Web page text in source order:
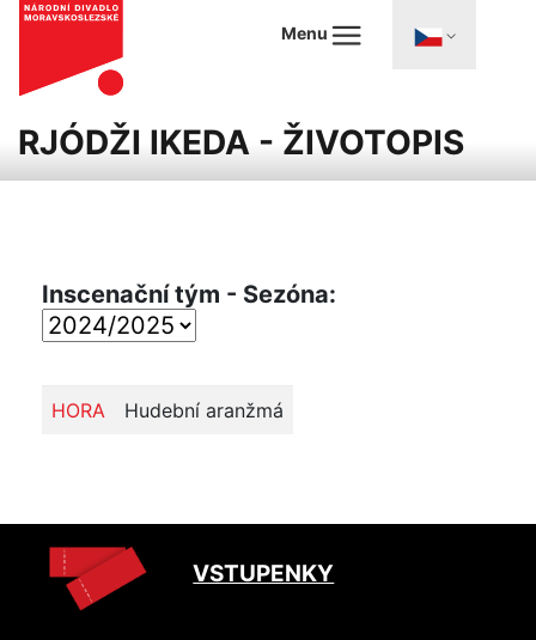
Menu
RJÓDŽI IKEDA - ŽIVOTOPIS
Inscenační tým - Sezóna:
HORA Hudební aranžmá
VSTUPENKY